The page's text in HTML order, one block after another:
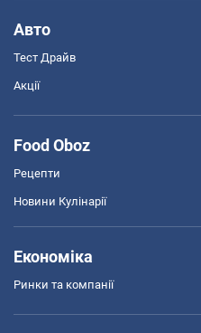
Авто
Тест Драйв
Акції
Food Oboz
Рецепти
Новини Кулінарії
Економіка
Ринки та компанії